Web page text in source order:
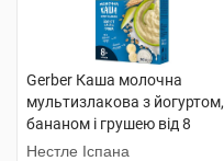
Gerber Каша молочна
мультизлакова з йогуртом,
бананом і грушею від 8
місяців 240 г 1 коробка
Нестле Іспана